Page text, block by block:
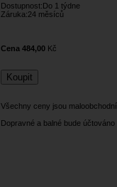
Dostupnost:Do 1 týdne­
Záruka:24 měsíců
Cena 484,00 Kč
Všechny ceny jsou
Dopravné a balné bude